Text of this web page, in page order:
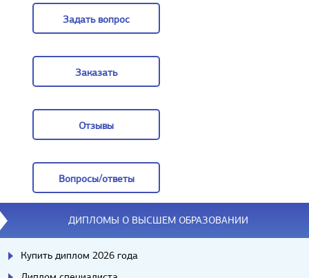
Задать вопрос
Заказать
Отзывы
Вопросы/ответы
Вопросы/ответы
ДИПЛОМЫ О ВЫСШЕМ ОБРАЗОВАНИИ
Купить диплом 2026 года